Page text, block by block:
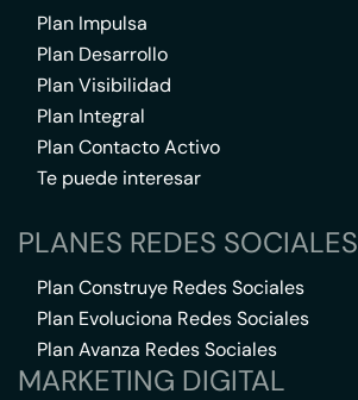
Plan Impulsa
Plan Desarrollo
Plan Visibilidad
Plan Integral
Plan Contacto Activo
Te puede interesar
PLANES REDES SOCIALES
Plan Construye Redes Sociales
Plan Evoluciona Redes Sociales
Plan Avanza Redes Sociales
MARKETING DIGITAL